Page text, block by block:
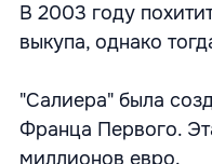
В 2003 году
выкупа, однако
"Салиера" была
Франца Первого.
миллионов евро.